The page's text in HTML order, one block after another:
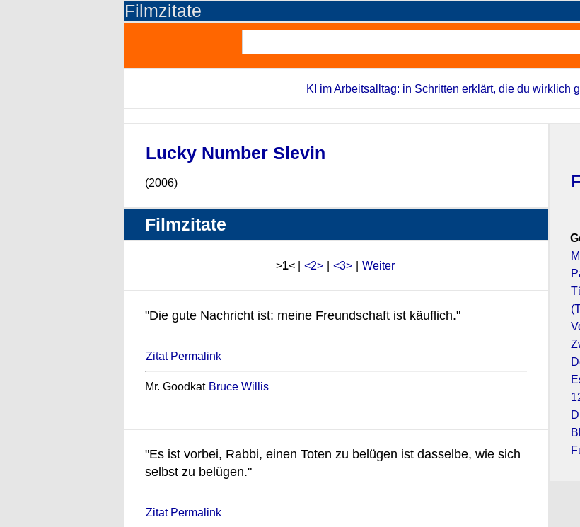
Filmzitate
KI im Arbeitsalltag: in Schritten erklärt, die du wirklich
Lucky Number Slevin
(2006)
Filmzitate
>1< | <2> <3> Weiter
"Die gute Nachricht ist: meine Freundschaft ist käuflich."
Zitat Permalink
Mr. Goodkat Bruce Willis
"Es ist vorbei, Rabbi, einen Toten zu belügen ist dasselbe, wie sich
selbst zu belügen."
Zitat Permalink